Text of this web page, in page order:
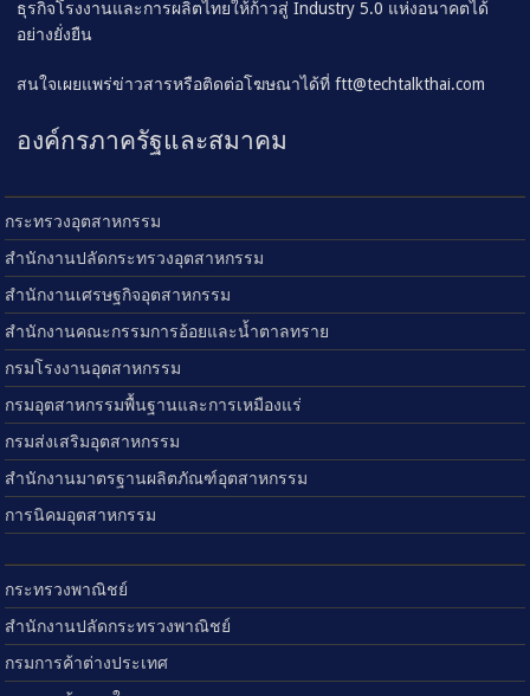
ธุรกิจโรงงานและการผลิตไทยให้ก้าวสู่ Industry 5.0 แห่งอนาคตได้
อย่างยั่งยืน
สนใจเผยแพร่ข่าวสารหรือติดต่อโฆษณาได้ที่ftt@techtalkthai.com
องค์กรภาครัฐและสมาคม
กระทรวงอุตสาหกรรม
สำนักงานปลัดกระทรวงอุตสาหกรรม
สำนักงานเศรษฐกิจอุตสาหกรรม
สำนักงานคณะกรรมการอ้อยและน้ำตาลทราย
กรมโรงงานอุตสาหกรรม
กรมอุตสาหกรรมพื้นฐานและการเหมืองแร่
กรมส่งเสริมอุตสาหกรรม
สำนักงานมาตรฐานผลิตภัณฑ์อุตสาหกรรม
การนิคมอุตสาหกรรม
กระทรวงพาณิชย์
สำนักงานปลัดกระทรวงพาณิชย์
กรมการค้าต่างประเทศ